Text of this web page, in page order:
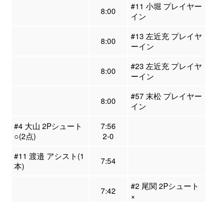
8:00
#11 小堀 プレイヤー
イン
8:00
#13 左近充 プレイヤ
ーイン
8:00
#23 左近充 プレイヤ
ーイン
8:00
#57 末松 プレイヤー
イン
#4 大山 2Pシュート
○(2点)
7:56
2-0
#11 渡邉 アシスト(1
本)
7:54
7:42
#2 尾関 2Pシュート
×